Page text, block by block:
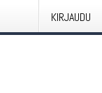
KIRJAUDU